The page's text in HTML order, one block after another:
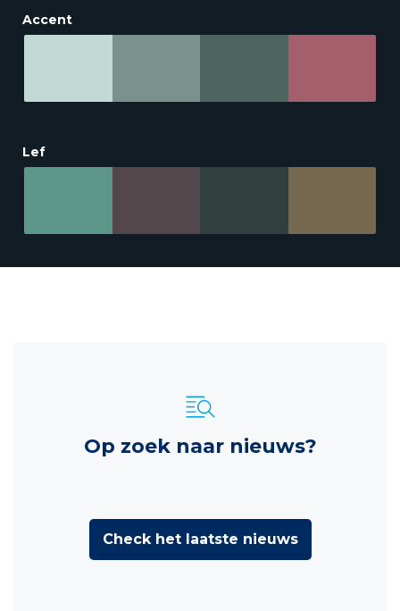
Accent
Lef
Op zoek naar nieuws?
Check het laatste nieuws